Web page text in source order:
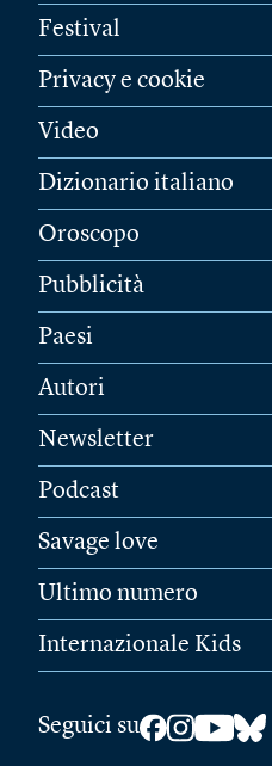
Festival
Privacy e cookie
Video
Dizionario italiano
Oroscopo
Pubblicità
Paesi
Autori
Newsletter
Podcast
Savage love
Ultimo numero
Internazionale Kids
Seguici su